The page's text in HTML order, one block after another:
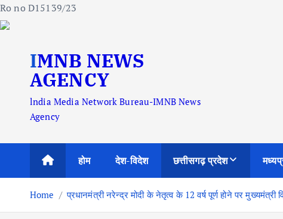
Ro no D15139/23
IMNB NEWS
AGENCY
lndia Media Network Bureau-IMNB News
Agency
होम देश-विदेश छत्तीसगढ़ प्रदेश
Home प्रधानमंत्री नरेन्द्र मोदी के नेतृत्व के 12 वर्ष पूर्ण होने पर